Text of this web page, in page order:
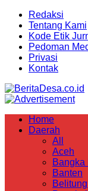
Redaksi
Tentang Kami
Kode Etik
Pedoman
Privasi
Kontak
Home
Daerah
All
Aceh
Bangka
Banten